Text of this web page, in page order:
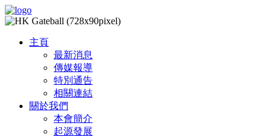
主頁
最新消息
傳媒報導
特別通告
相關連結
關於我們
本會簡介
起源發展